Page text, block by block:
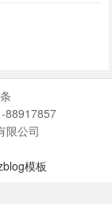
88917857
限公司
模板